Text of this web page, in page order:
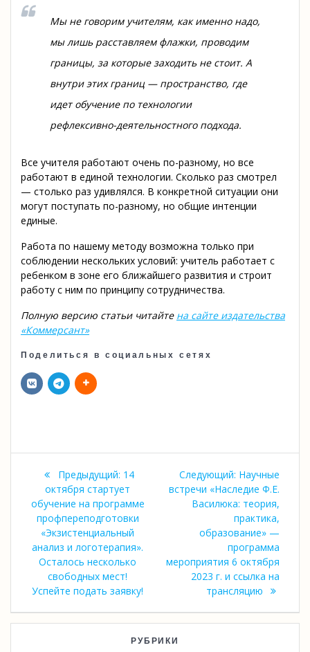
Мы не говорим учителям, как именно надо,
мы лишь расставляем флажки, проводим
границы, за которые заходить не стоит. А
внутри этих границ — пространство, где
идет обучение по технологии
рефлексивно-деятельностного подхода.
Все учителя работают очень по-разному, но все
работают в единой технологии. Сколько раз смотрел
— столько раз удивлялся. В конкретной ситуации они
могут поступать по-разному, но общие интенции
единые.
Работа по нашему методу возможна только при
соблюдении нескольких условий: учитель работает с
ребенком в зоне его ближайшего развития и строит
работу с ним по принципу сотрудничества.
Полную версию статьи читайте на сайте издательства
«Коммерсант»
Поделиться в социальных сетях
Навигация
по
записям
Предыдущий: Предыдущая
запись:
14
октября стартует
обучение на программе
профпереподготовки
«Экзистенциальный
анализ и логотерапия».
Осталось несколько
свободных мест!
Успейте подать заявку!
Следующий: Следующая
запись:
Научные
встречи «Наследие Ф.Е.
Василюка: теория,
практика,
образование» —
программа
мероприятия 6 октября
2023 г. и ссылка на
трансляцию
РУБРИКИ